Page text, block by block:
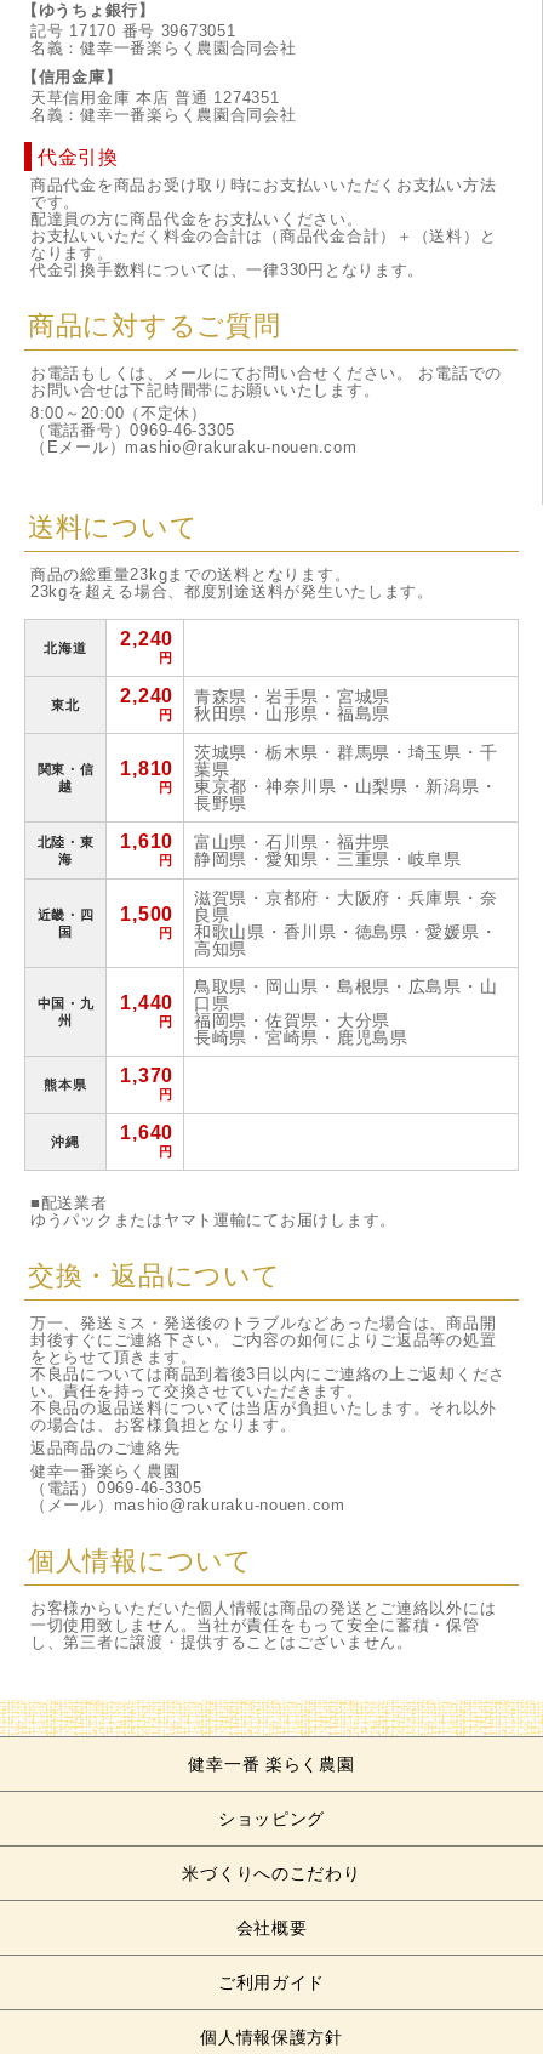
【ゆうちょ銀行】
記号 17170 番号 39673051
名義：健幸一番楽らく農園合同会社
【信用金庫】
天草信用金庫 本店 普通 1274351
名義：健幸一番楽らく農園合同会社
代金引換
商品代金を商品お受け取り時にお支払いいただくお支払い方法
です。
配達員の方に商品代金をお支払いください。
お支払いいただく料金の合計は（商品代金合計）＋（送料）と
なります。
代金引換手数料については、一律330円となります。
商品に対するご質問
お電話もしくは、メールにてお問い合せください。 お電話での
お問い合せは下記時間帯にお願いいたします。
8:00～20:00（不定休）
（電話番号）0969-46-3305
（Eメール）mashio@rakuraku-nouen.com
送料について
商品の総重量23kgまでの送料となります。
23kgを超える場合、都度別途送料が発生いたします。
北海道 2,240
円
東北 2,240
円
青森県・岩手県・宮城県
秋田県・山形県・福島県
関東・信
越
1,810
円
茨城県・栃木県・群馬県・埼玉県・千
葉県
東京都・神奈川県・山梨県・新潟県・
長野県
北陸・東
海
1,610
円
富山県・石川県・福井県
静岡県・愛知県・三重県・岐阜県
近畿・四
国
1,500
円
滋賀県・京都府・大阪府・兵庫県・奈
良県
和歌山県・香川県・徳島県・愛媛県・
高知県
中国・九
州
1,440
円
鳥取県・岡山県・島根県・広島県・山
口県
福岡県・佐賀県・大分県
長崎県・宮崎県・鹿児島県
熊本県 1,370
円
沖縄 1,640
円
■配送業者
ゆうパックまたはヤマト運輸にてお届けします。
交換・返品について
万一、発送ミス・発送後のトラブルなどあった場合は、商品開
封後すぐにご連絡下さい。ご内容の如何によりご返品等の処置
をとらせて頂きます。
不良品については商品到着後3日以内にご連絡の上ご返却くださ
い。責任を持って交換させていただきます。
不良品の返品送料については当店が負担いたします。それ以外
の場合は、お客様負担となります。
返品商品のご連絡先
健幸一番楽らく農園
（電話）0969-46-3305
（メール）mashio@rakuraku-nouen.com
個人情報について
お客様からいただいた個人情報は商品の発送とご連絡以外には
一切使用致しません。当社が責任をもって安全に蓄積・保管
し、第三者に譲渡・提供することはございません。
健幸一番 楽らく農園
ショッピング
米づくりへのこだわり
会社概要
ご利用ガイド
個人情報保護方針